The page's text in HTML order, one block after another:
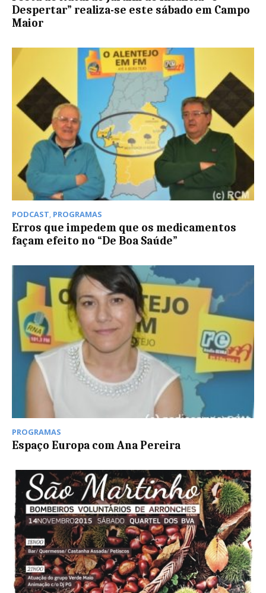
Despertar” realiza-se este sábado em Campo
Maior
PODCAST, PROGRAMAS
Erros que impedem que os medicamentos
façam efeito no “De Boa Saúde”
PROGRAMAS
Espaço Europa com Ana Pereira